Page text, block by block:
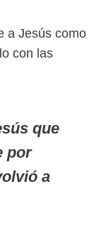
a Jesús como
con las
que
por
a